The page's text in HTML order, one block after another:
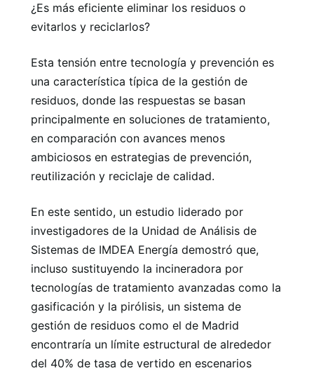
¿Es más eficiente eliminar los residuos o
evitarlos y reciclarlos?
Esta tensión entre tecnología y prevención es
una característica típica de la gestión de
residuos, donde las respuestas se basan
principalmente en soluciones de tratamiento,
en comparación con avances menos
ambiciosos en estrategias de prevención,
reutilización y reciclaje de calidad.
En este sentido, un estudio liderado por
investigadores de la Unidad de Análisis de
Sistemas de IMDEA Energía demostró que,
incluso sustituyendo la incineradora por
tecnologías de tratamiento avanzadas como la
gasificación y la pirólisis, un sistema de
gestión de residuos como el de Madrid
encontraría un límite estructural de alrededor
del 40% de tasa de vertido en escenarios